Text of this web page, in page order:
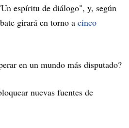
espíritu de diálogo", y, según
girará en torno a cinco
en un mundo más disputado?
nuevas fuentes de